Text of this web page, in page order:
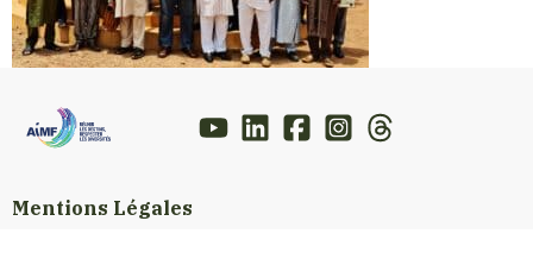
Mentions Légales